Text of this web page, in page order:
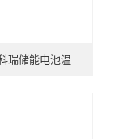
ARTM-4安科瑞储能电池温度巡检测控仪